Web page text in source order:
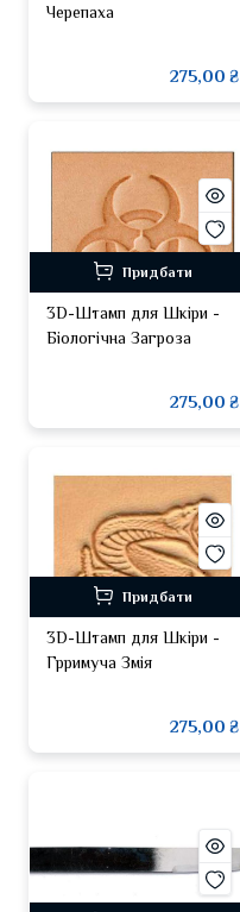
Черепаха
275,00 ₴
Придбати
3D-Штамп для Шкіри -
Біологічна Загроза
275,00 ₴
Придбати
3D-Штамп для Шкіри -
Грримуча Змія
275,00 ₴